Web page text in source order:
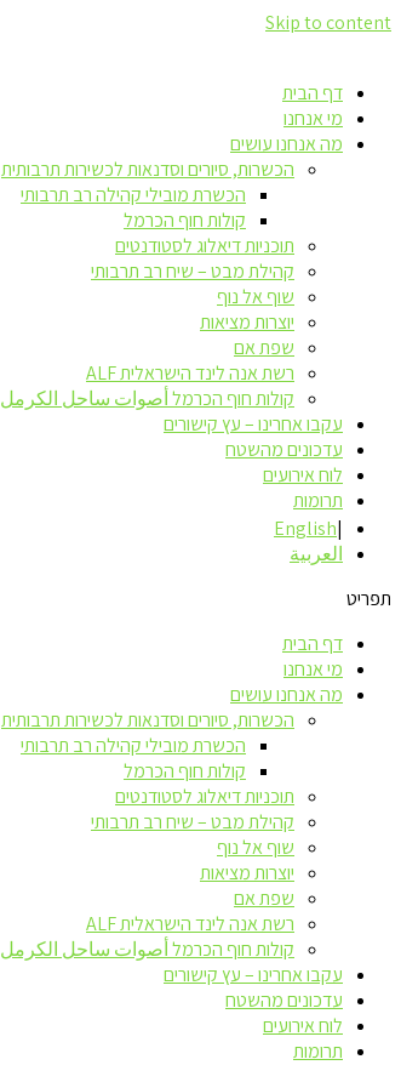
Skip to content
דף הבית
מי אנחנו
מה אנחנו עושים
הכשרות, סיורים וסדנאות לכשירות תרבותית
הכשרת מובילי קהילה רב תרבותי
קולות חוף הכרמל
תוכניות דיאלוג לסטודנטים
קהילת מבט – שיח רב תרבותי
שוף אל נוף
יוצרות מציאות
שפת אם
רשת אנה לינד הישראלית ALF
קולות חוף הכרמל أصوات ساحل الكرمل
עקבו אחרינו – עץ קישורים
עדכונים מהשטח
לוח אירועים
תרומות
English
العربية
תפריט
דף הבית
מי אנחנו
מה אנחנו עושים
הכשרות, סיורים וסדנאות לכשירות תרבותית
הכשרת מובילי קהילה רב תרבותי
קולות חוף הכרמל
תוכניות דיאלוג לסטודנטים
קהילת מבט – שיח רב תרבותי
שוף אל נוף
יוצרות מציאות
שפת אם
רשת אנה לינד הישראלית ALF
קולות חוף הכרמל أصوات ساحل الكرمل
עקבו אחרינו – עץ קישורים
עדכונים מהשטח
לוח אירועים
תרומות